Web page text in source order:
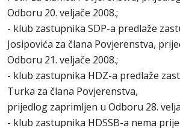
Odboru 20. veljače 2008.;
- klub zastupnika SDP-a predlaže
Josipovića za člana Povjerenstva,
Odboru 21. veljače 2008.;
- klub zastupnika HDZ-a predlaže
Turka za člana Povjerenstva,
prijedlog zaprimljen u Odboru 28.
- klub zastupnika HDSSB-a nema